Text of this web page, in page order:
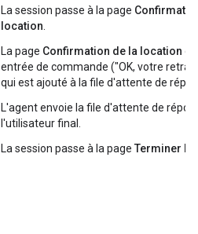
La session passe à la page
location
La page Confirmation de la location
entrée de commande ("OK, votre
qui est ajouté à la file d'attente de
L'agent envoie la file d'attente de
l'utilisateur final.
La session passe à la page Terminer la